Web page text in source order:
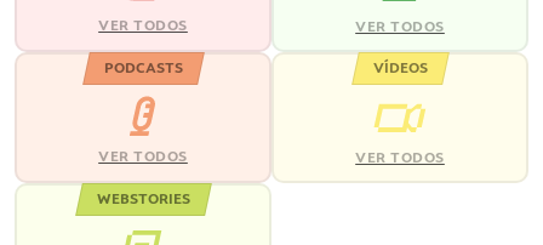
VER TODOS VER TODOS
PODCASTS
VER TODOS
VÍDEOS
VER TODOS
WEBSTORIES